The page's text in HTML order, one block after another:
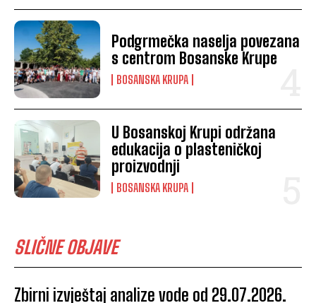
Podgrmečka naselja povezana
s centrom Bosanske Krupe
BOSANSKA KRUPA
U Bosanskoj Krupi održana
edukacija o plasteničkoj
proizvodnji
BOSANSKA KRUPA
SLIČNE OBJAVE
Zbirni izvještaj analize vode od 29.07.2026.